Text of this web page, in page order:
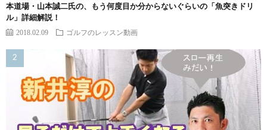
本道場・山本誠二氏の、もう何度目か分からないぐらいの「魚突きドリ
ル」詳細解説！
2018.02.09 ゴルフのレッスン動画